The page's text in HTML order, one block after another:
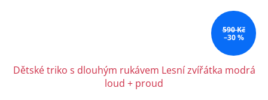
590 Kč
–30 %
Dětské triko s dlouhým rukávem Lesní zvířátka modrá
loud + proud